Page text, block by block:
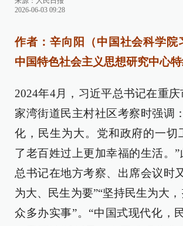
2026-06-03 09:28
作者：辛向阳（中国社会科学院
中国特色社会主义思想研究中心特
2024年4月，习近平总书记在重
家湾街道民主村社区考察时强调
化，民生为大。党和政府的一切
了老百姓过上更加幸福的生活。
总书记在地方考察、出席会议时
为大、民生为要”“坚持民生为大
众多办实事”。“中国式现代化，